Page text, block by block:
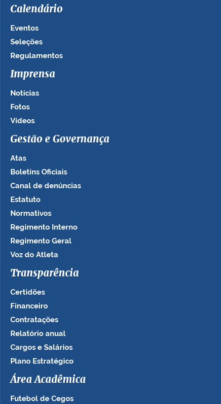
Calendário
Eventos
Seleções
Regulamentos
Imprensa
Notícias
Fotos
Vídeos
Gestão e Governança
Atas
Boletins Oficiais
Canal de denúncias
Estatuto
Normativos
Regimento Interno
Regimento Geral
Voz do Atleta
Transparência
Certidões
Financeiro
Contratações
Relatório anual
Cargos e Salários
Plano Estratégico
Área Acadêmica
Futebol de Cegos